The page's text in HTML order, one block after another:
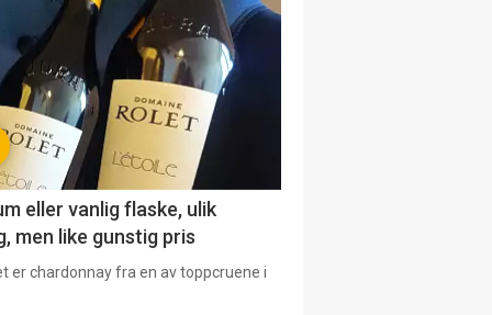
eller vanlig flaske, ulik
men like gunstig pris
er chardonnay fra en av toppcruene i